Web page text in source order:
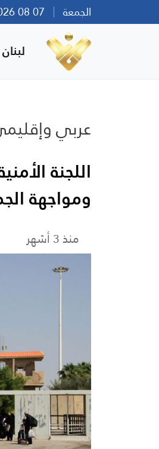
الجمعة
لبنان
عربي
اللجنة
ومواجهة
منذ 3 أشهر